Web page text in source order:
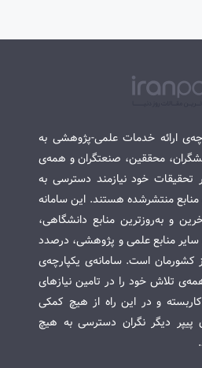
ارائه خدمات علمی-پژوهشی به
محققین، صنعتگران و همه‌ی
خود نیازمند دسترسی به
منتشرشده هستند. این سامانه
و به‌روزترین منابع دانشگاهی،
سایر منابع علمی و پژوهشی، درصدد
کشورمان است. سامانه‌ی یکپارچه‌ی
همه‌ی تلاش خود را در تامین نیازهای
و در این راه از هیچ کمکی
پیپر دیگر نگران دسترسی به هیچ